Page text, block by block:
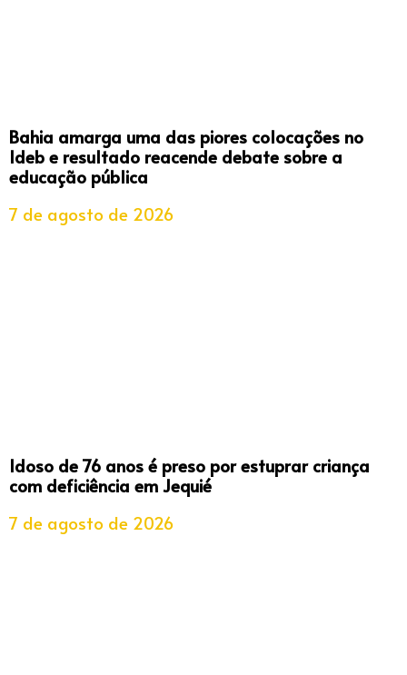
Bahia amarga uma das piores colocações no
Ideb e resultado reacende debate sobre a
educação pública
7 de agosto de 2026
Idoso de 76 anos é preso por estuprar criança
com deficiência em Jequié
7 de agosto de 2026